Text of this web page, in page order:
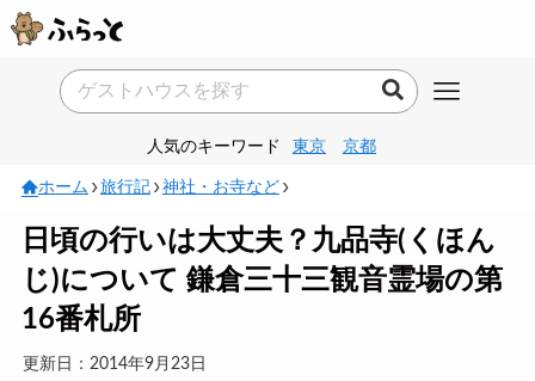
人気のキーワード 東京 京都
ホーム 旅行記 神社・お寺など
日頃の行いは大丈夫？九品寺(くほん
じ)について 鎌倉三十三観音霊場の第
16番札所
更新日：2014年9月23日